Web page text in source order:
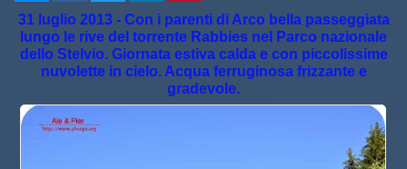
31 luglio 2013 - Con i parenti di Arco bella passeggiata
lungo le rive del torrente Rabbies nel Parco nazionale
dello Stelvio. Giornata estiva calda e con piccolissime
nuvolette in cielo. Acqua ferruginosa frizzante e
gradevole.